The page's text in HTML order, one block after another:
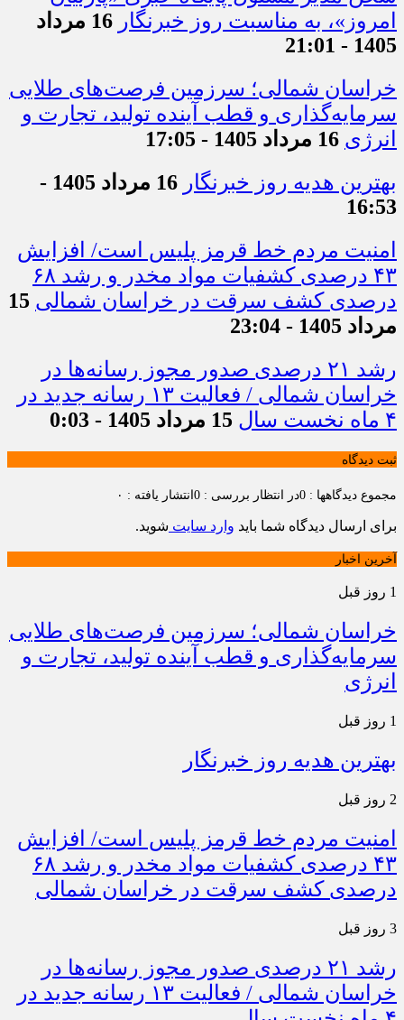
امروز»، به مناسبت روز خبرنگار
16 مرداد
1405 - 21:01
خراسان شمالی؛ سرزمین فرصت‌های طلایی
سرمایه‌گذاری و قطب آینده تولید، تجارت و
انرژی 16 مرداد 1405 - 17:05
بهترین هدیه روز خبرنگار
16 مرداد 1405 -
16:53
امنیت مردم خط قرمز پلیس است/ افزایش
۴۳ درصدی کشفیات مواد مخدر و رشد ۶۸
درصدی کشف سرقت در خراسان شمالی 15
مرداد 1405 - 23:04
رشد ۲۱ درصدی صدور مجوز رسانه‌ها در
خراسان شمالی / فعالیت ۱۳ رسانه جدید در
۴ ماه نخست سال
15 مرداد 1405 - 0:03
ثبت دیدگاه
مجموع دیدگاهها : 0 در انتظار بررسی : 0 انتشار یافته : ۰
برای ارسال دیدگاه شما باید وارد سایت شوید.
آخرین اخبار
1 روز قبل
خراسان شمالی؛ سرزمین فرصت‌های طلایی
سرمایه‌گذاری و قطب آینده تولید، تجارت و
انرژی
1 روز قبل
بهترین هدیه روز خبرنگار
2 روز قبل
امنیت مردم خط قرمز پلیس است/ افزایش
۴۳ درصدی کشفیات مواد مخدر و رشد ۶۸
درصدی کشف سرقت در خراسان شمالی
3 روز قبل
رشد ۲۱ درصدی صدور مجوز رسانه‌ها در
خراسان شمالی / فعالیت ۱۳ رسانه جدید در